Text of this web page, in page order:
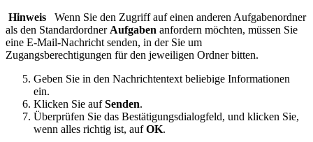
Hinweis
Wenn Sie den Zugriff auf einen anderen Aufgabenordner
als den Standardordner Aufgaben anfordern möchten, müssen Sie
eine E-Mail-Nachricht senden, in der Sie um
Zugangsberechtigungen für den jeweiligen Ordner bitten.
Geben Sie in den Nachrichtentext beliebige Informationen
ein.
Klicken Sie aufSenden.
Überprüfen Sie das Bestätigungsdialogfeld, und klicken Sie,
wenn alles richtig ist, aufOK.